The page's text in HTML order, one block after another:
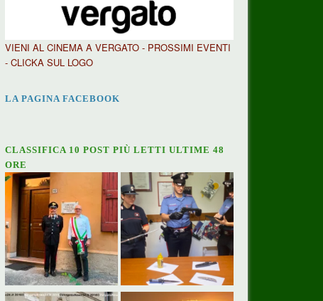
VIENI AL CINEMA A VERGATO - PROSSIMI EVENTI
- CLICKA SUL LOGO
LA PAGINA FACEBOOK
CLASSIFICA 10 POST PIÙ LETTI ULTIME 48
ORE